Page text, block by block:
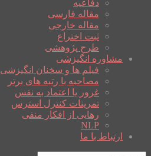
دفاعیه
مقاله فارسی
مقاله خارجی
ثبت اختراع
طرح پژوهشی
مشاوره انگیزشی
فیلم ها و سخنان انگیزشی
مصاحبه با رتبه های برتر
غرور یا اعتماد به نفس
تمرینات کنترل استرس
رهایی از افکار منفی
NLP
ارتباط با ما